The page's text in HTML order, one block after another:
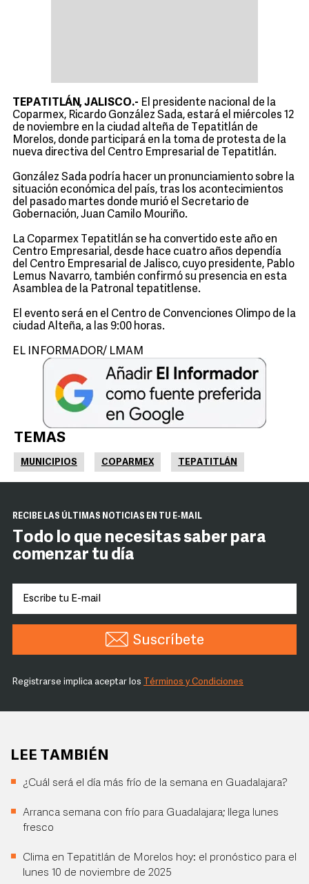
TEPATITLÁN, JALISCO.- El presidente nacional de la
Coparmex, Ricardo González Sada, estará el miércoles 12
de noviembre en la ciudad alteña de Tepatitlán de
Morelos, donde participará en la toma de protesta de la
nueva directiva del Centro Empresarial de Tepatitlán.
González Sada podría hacer un pronunciamiento sobre la
situación económica del país, tras los acontecimientos
del pasado martes donde murió el Secretario de
Gobernación, Juan Camilo Mouriño.
La Coparmex Tepatitlán se ha convertido este año en
Centro Empresarial, desde hace cuatro años dependía
del Centro Empresarial de Jalisco, cuyo presidente, Pablo
Lemus Navarro, también confirmó su presencia en esta
Asamblea de la Patronal tepatitlense.
El evento será en el Centro de Convenciones Olimpo de la
ciudad Alteña, a las 9:00 horas.
EL INFORMADOR/ LMAM
TEMAS
MUNICIPIOS COPARMEX TEPATITLÁN
RECIBE LAS ÚLTIMAS NOTICIAS EN TU E-MAIL
Todo lo que necesitas saber para
comenzar tu día
Suscríbete
Registrarse implica aceptar los Términos y Condiciones
LEE TAMBIÉN
¿Cuál será el día más frío de la semana en Guadalajara?
Arranca semana con frío para Guadalajara; llega lunes
fresco
Clima en Tepatitlán de Morelos hoy: el pronóstico para el
lunes 10 de noviembre de 2025